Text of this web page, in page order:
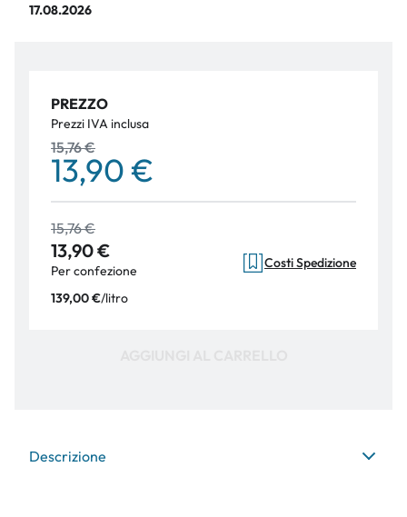
17.08.2026
PREZZO
Prezzi IVA inclusa
15,76 €
13,90 €
15,76 €
13,90 €
Per confezione
139,00 €/litro
Costi Spedizione
Descrizione